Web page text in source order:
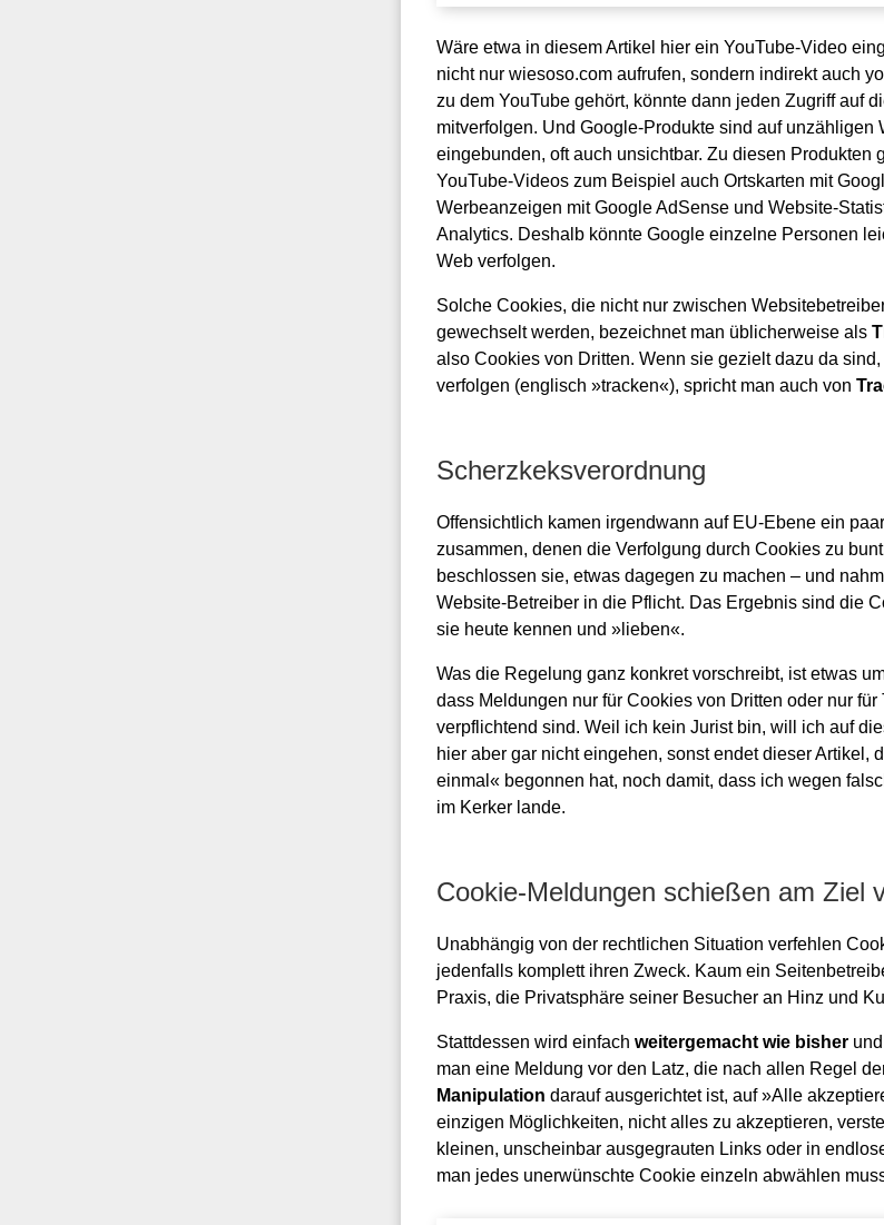
Wäre etwa in diesem Artikel hier ein YouTube-Video
nicht nur wiesoso.com aufrufen, sondern indirekt auch
zu dem YouTube gehört, könnte dann jeden Zugriff auf
mitverfolgen. Und Google-Produkte sind auf unzähligen
eingebunden, oft auch unsichtbar. Zu diesen Produkten
YouTube-Videos zum Beispiel auch Ortskarten mit
Werbeanzeigen mit Google AdSense und Website-
Analytics. Deshalb könnte Google einzelne Personen
Web verfolgen.
Solche Cookies, die nicht nur zwischen
gewechselt werden, bezeichnet man üblicherweise als
also Cookies von Dritten. Wenn sie gezielt dazu da
verfolgen (englisch »tracken«), spricht man auch von
Scherzkeksverordnung
Offensichtlich kamen irgendwann auf EU-Ebene ein
zusammen, denen die Verfolgung durch Cookies zu
beschlossen sie, etwas dagegen zu machen – und
Website-Betreiber in die Pflicht. Das Ergebnis sind die
sie heute kennen und »lieben«.
Was die Regelung ganz konkret vorschreibt, ist etwas
dass Meldungen nur für Cookies von Dritten oder nur
verpflichtend sind. Weil ich kein Jurist bin, will ich auf
hier aber gar nicht eingehen, sonst endet dieser Artikel,
einmal« begonnen hat, noch damit, dass ich wegen
im Kerker lande.
Cookie-Meldungen schießen am Ziel
Unabhängig von der rechtlichen Situation verfehlen
jedenfalls komplett ihren Zweck. Kaum ein
Praxis, die Privatsphäre seiner Besucher an Hinz und
Stattdessen wird einfach weitergemacht wie bisher
man eine Meldung vor den Latz, die nach allen Regel
Manipulation darauf ausgerichtet ist, auf »Alle
einzigen Möglichkeiten, nicht alles zu akzeptieren,
kleinen, unscheinbar ausgegrauten Links oder in
man jedes unerwünschte Cookie einzeln abwählen